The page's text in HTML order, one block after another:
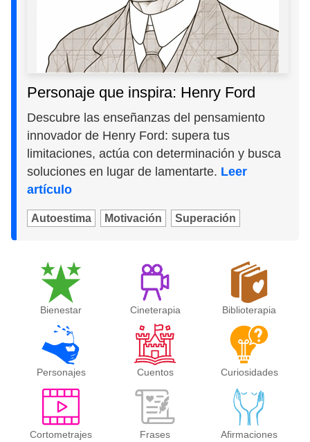
Personaje que inspira: Henry Ford
Descubre las enseñanzas del pensamiento
innovador de Henry Ford: supera tus
limitaciones, actúa con determinación y busca
soluciones en lugar de lamentarte. Leer
artículo
Autoestima Motivación Superación
Bienestar Cineterapia Biblioterapia
Personajes Cuentos Curiosidades
Cortometrajes Frases Afirmaciones